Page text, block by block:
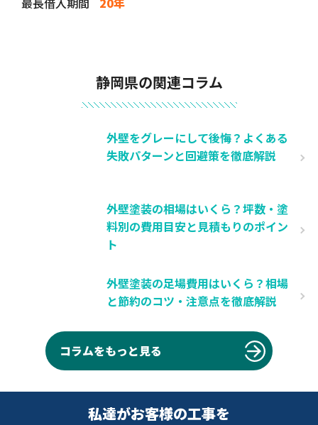
静岡県の関連コラム
外壁をグレーにして後悔？よくある
失敗パターンと回避策を徹底解説
外壁塗装の相場はいくら？坪数・塗
料別の費用目安と見積もりのポイン
ト
外壁塗装の足場費用はいくら？相場
と節約のコツ・注意点を徹底解説
コラムをもっと見る
私達がお客様の工事を